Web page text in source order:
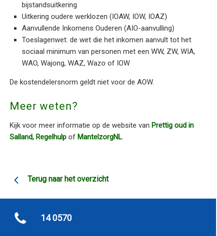
bijstandsuitkering
Uitkering oudere werklozen (IOAW, IOW, IOAZ)
Aanvullende Inkomens Ouderen (AIO-aanvulling)
Toeslagenwet: de wet die het inkomen aanvult tot het
sociaal minimum van personen met een WW, ZW, WIA,
WAO, Wajong, WAZ, Wazo of IOW
De kostendelersnorm geldt niet voor de AOW.
Meer weten?
Kijk voor meer informatie op de website van Prettig oud in
Salland, Regelhulp of MantelzorgNL.
Terug naar het overzicht
14 0570